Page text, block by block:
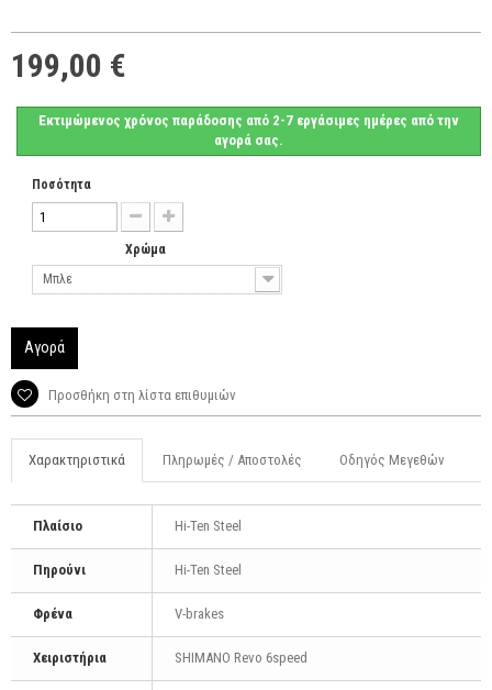
199,00 €
Εκτιμώμενος χρόνος παράδοσης από 2-7 εργάσιμες ημέρες από την
αγορά σας.
Ποσότητα
Χρώμα
Μπλε
Αγορά
Προσθήκη στη λίστα επιθυμιών
Χαρακτηριστικά Πληρωμές / Αποστολές Οδηγός Μεγεθών
Πλαίσιο Hi-Ten Steel
Πηρούνι Hi-Ten Steel
Φρένα V-brakes
Χειριστήρια SHIMANO Revo 6speed